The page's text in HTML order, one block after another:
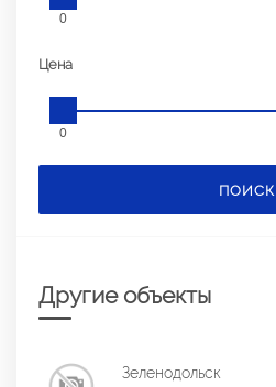
0
Цена
0
ПОИСК
Другие объекты
Зеленодольск